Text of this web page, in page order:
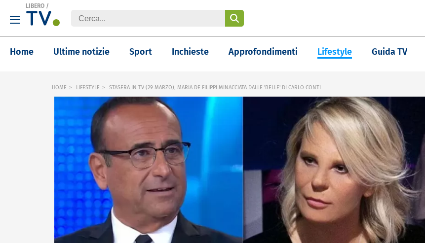
LIBERO /
Home Ultime notizie Sport Inchieste Approfondimenti Lifestyle Guida TV
HOME LIFESTYLE STASERA IN TV (29 MARZO), MARIA DE FILIPPI MINACCIATA DALLE 'BELLE' DI CARLO CONTI